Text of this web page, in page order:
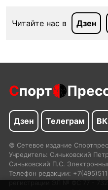
Читайте нас в Дзен
Спорт
Дзен Телеграм ВК
© Сетевое издание
Учредитель: Синьковский
Синьковский П.С.
Телефон редакции:
регистрации ЭЛ № ФС 77 -